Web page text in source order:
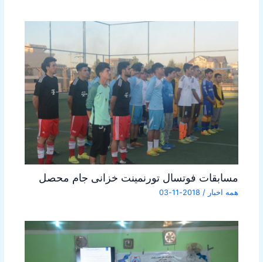
مسابقات فوتسال تورنمینت خزانی جام محصل
همه اخبار /
2018-11-03